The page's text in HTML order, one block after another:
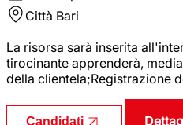
Città Bari
La risorsa sarà inserita
tirocinante apprenderà,
della clientela;Registrazione
Candidati